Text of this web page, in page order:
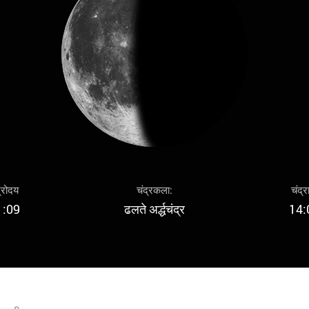
चंद्रकला:
ढलते अर्द्धचंद्र